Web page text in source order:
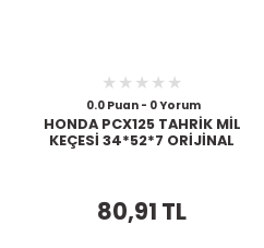
0.0 Puan - 0 Yorum
HONDA PCX125 TAHRİK MİL
KEÇESİ 34*52*7 ORİJİNAL
80,91 TL